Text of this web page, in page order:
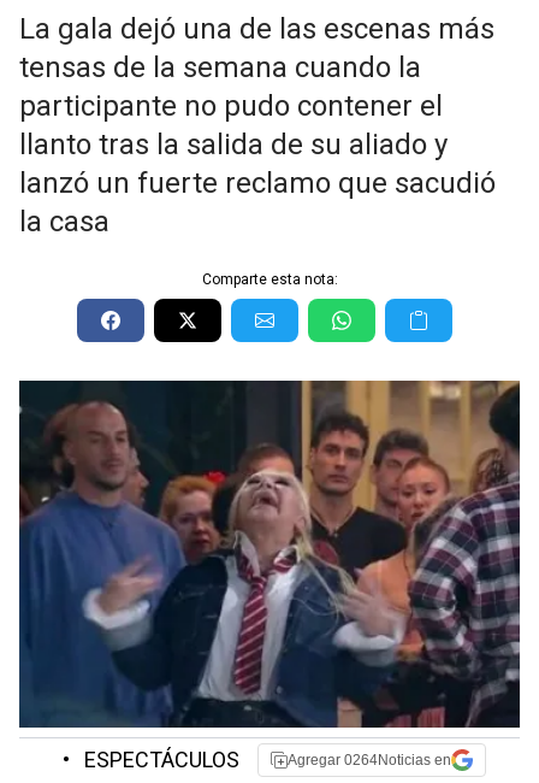
La gala dejó una de las escenas más
tensas de la semana cuando la
participante no pudo contener el
llanto tras la salida de su aliado y
lanzó un fuerte reclamo que sacudió
la casa
Comparte esta nota:
• ESPECTÁCULOS Agregar 0264Noticias en